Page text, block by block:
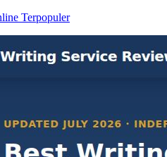
Terpopuler